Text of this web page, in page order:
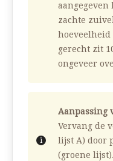
aangegeven
zachte
hoeveelheid
gerecht zit
ongeveer
Aanpassing
Vervang de
lijst A) door
(groene